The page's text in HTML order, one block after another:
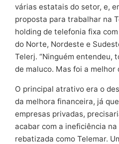
várias estatais do setor, e,
proposta para trabalhar na
holding de telefonia fixa
do Norte, Nordeste e
Telerj. “Ninguém entendeu,
de maluco. Mas foi a melhor
O principal atrativo era o
da melhora financeira, já
empresas privadas,
acabar com a ineficiência
rebatizada como Telemar.